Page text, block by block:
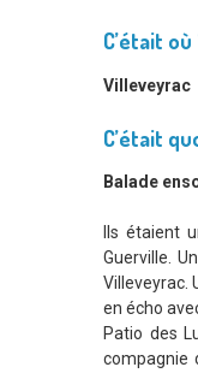
C’était où
Villeveyrac
C’était
Balade
Ils étaient
Guerville.
Villeveyrac.
en écho
Patio des
compagnie